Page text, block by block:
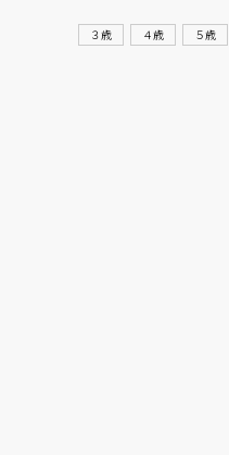
３歳 ４歳 ５歳